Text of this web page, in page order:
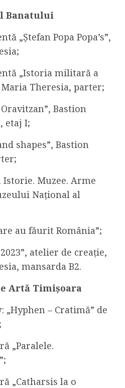
Banatului
„Ștefan Popa Popa’s”,
„Istoria militară a
Theresia, parter;
Bastion
etaj I;
shapes”, Bastion
Istorie. Muzee. Arme
Național al
au făurit România”;
atelier de creație,
mansarda B2.
Artă Timișoara
„Hyphen – Cratimă” de
„Paralele.
„Catharsis la o